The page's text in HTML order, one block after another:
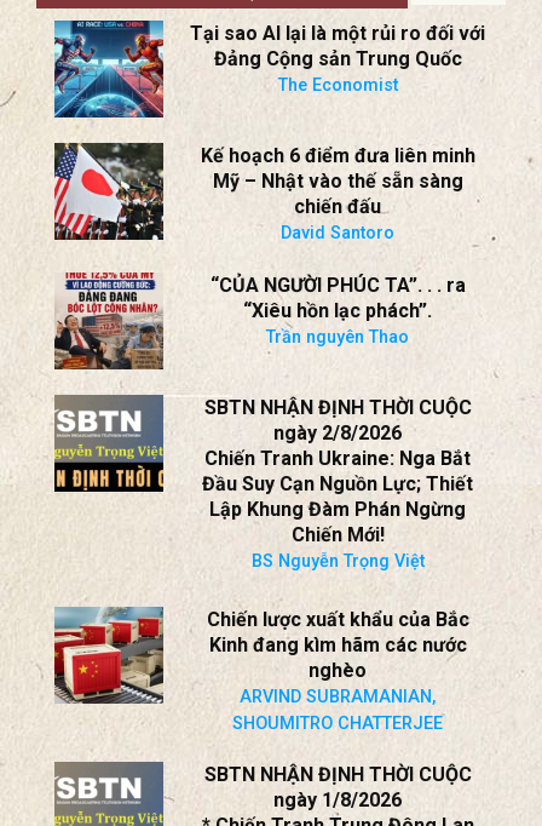
Ngoại Giao?
BS Nguyễn Trọng Việt
Tại sao AI lại là một rủi ro đối với
Đảng Cộng sản Trung Quốc
The Economist
Kế hoạch 6 điểm đưa liên minh
Mỹ – Nhật vào thế sẵn sàng
chiến đấu
David Santoro
“CỦA NGƯỜI PHÚC TA”. . . ra
“Xiêu hồn lạc phách”.
Trần nguyên Thao
SBTN NHẬN ĐỊNH THỜI CUỘC
ngày 2/8/2026
Chiến Tranh Ukraine: Nga Bắt
Đầu Suy Cạn Nguồn Lực; Thiết
Lập Khung Đàm Phán Ngừng
Chiến Mới!
BS Nguyễn Trọng Việt
Chiến lược xuất khẩu của Bắc
Kinh đang kìm hãm các nước
nghèo